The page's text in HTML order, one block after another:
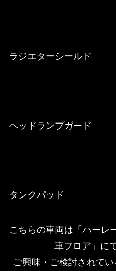
ラジエターシールド
ヘッドランプガード
タンクパッド
こちらの車両は「ハーレ
車フロア」に
ご興味・ご検討されて